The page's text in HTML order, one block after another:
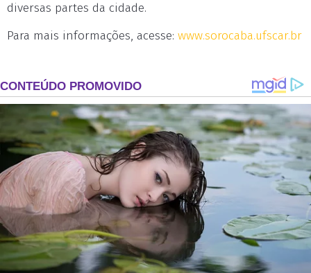
diversas partes da cidade.
Para mais informações, acesse: www.sorocaba.ufscar.br